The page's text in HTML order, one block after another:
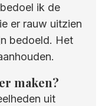
ik de
er rauw uitzien
bedoeld. Het
maken?
uit